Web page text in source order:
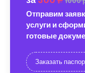
Отправим
услуги и
готовые
Заказать